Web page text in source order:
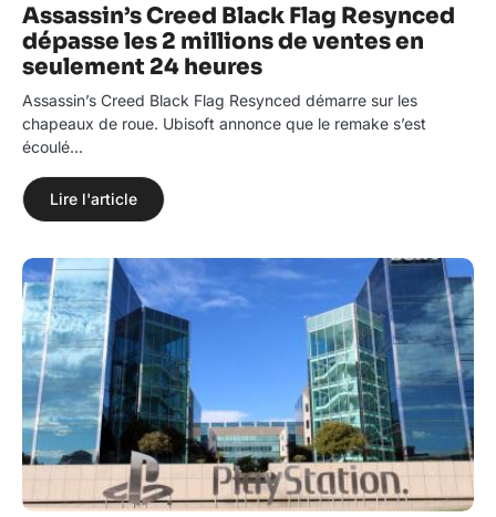
Assassin’s Creed Black Flag Resynced
dépasse les 2 millions de ventes en
seulement 24 heures
Assassin’s Creed Black Flag Resynced démarre sur les
chapeaux de roue. Ubisoft annonce que le remake s’est
écoulé…
Lire l'article